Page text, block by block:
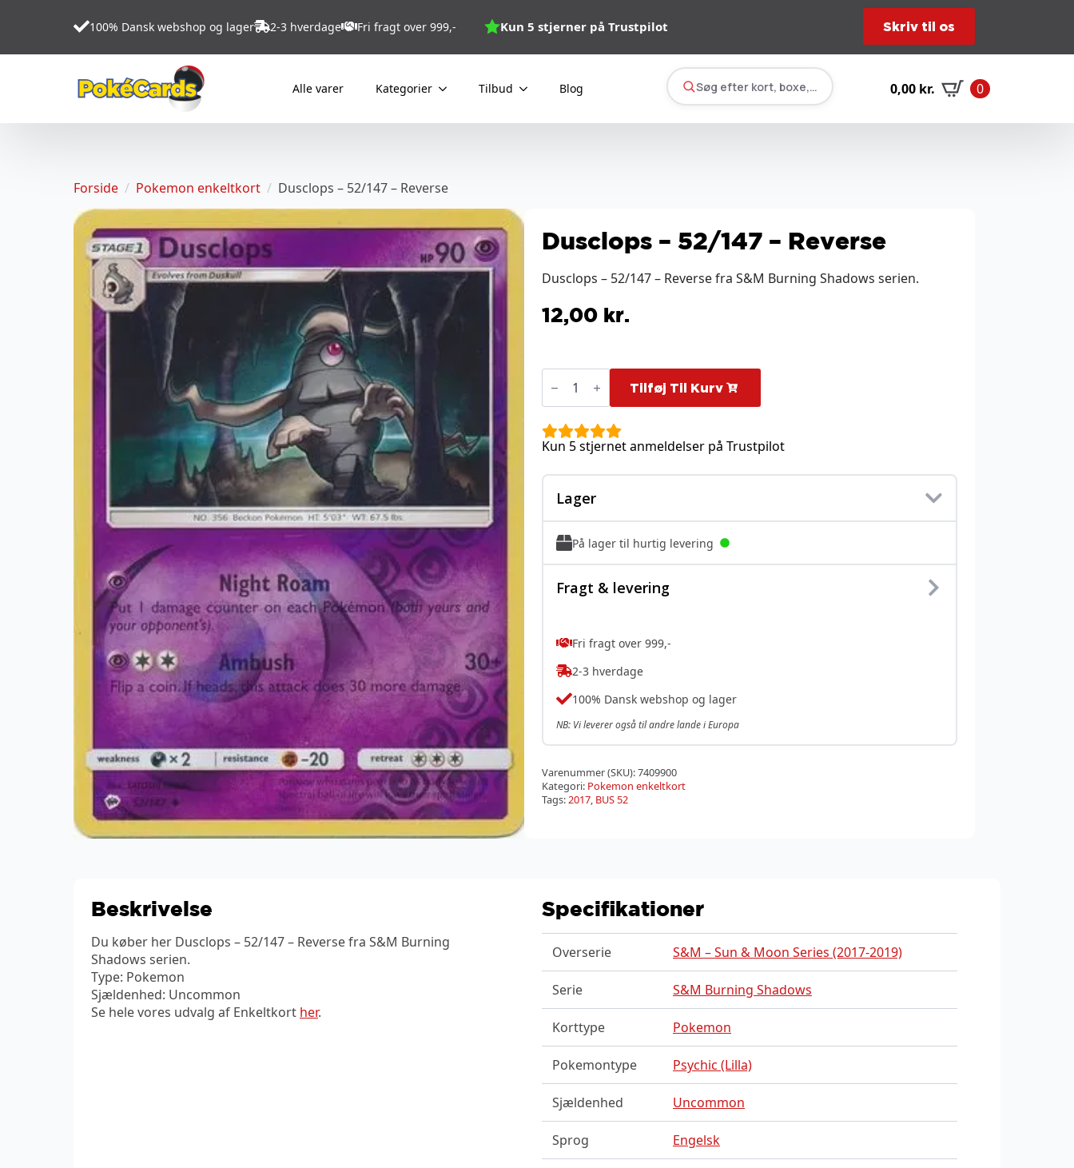
100% Dansk webshop og lager 2-3 hverdage Fri fragt over 999,- Kun 5 stjerner på Trustpilot Skriv til os
Alle varer Kategorier Tilbud Blog Søg efter kort, boxe, tilbehør… 0,00 kr. 0
Forside Pokemon enkeltkort Dusclops – 52/147 – Reverse
Dusclops – 52/147 – Reverse
Dusclops – 52/147 – Reverse fra S&M Burning Shadows serien.
12,00 kr.
Dusclops
-
Reverse
antal
Tilføj Til Kurv
Kun 5 stjernet anmeldelser på Trustpilot
Lager
På lager til hurtig levering
Fragt & levering
Fri fragt over 999,-
2-3 hverdage
100% Dansk webshop og lager
NB: Vi leverer også til andre lande i Europa
Varenummer (SKU):7409900
Kategori: Pokemon enkeltkort
Tags:2017, BUS 52
Beskrivelse
Du køber her Dusclops – 52/147 – Reverse fra S&M Burning
Shadows serien.
Type: Pokemon
Sjældenhed: Uncommon
Se hele vores udvalg af Enkeltkort her.
Specifikationer
Overserie S&M – Sun & Moon Series (2017-2019)
Serie S&M Burning Shadows
Korttype Pokemon
Pokemontype Psychic (Lilla)
Sjældenhed Uncommon
Sprog Engelsk